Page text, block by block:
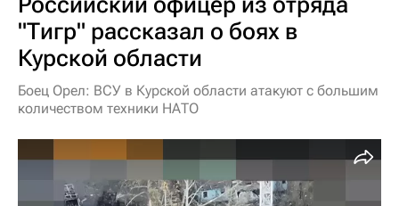
"Тигр" рассказал о боях в
Курской области
Боец Орел: ВСУ в Курской области атакуют с большим
количеством техники НАТО